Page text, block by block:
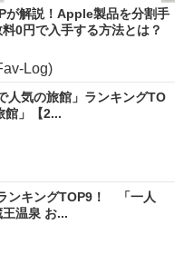
が解説！Apple製品を分割手
料0円で入手する方法とは？
Log)
人気の旅館」ランキングTO
」【2...
ンキングTOP9！ 「一人
温泉 お...